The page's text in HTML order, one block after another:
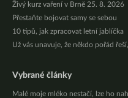
Živý kurz vaření v Brně 25. 8. 2026
Přestaňte bojovat samy se sebou
10 tipů, jak zpracovat letní jablíčka
Už vás unavuje, že někdo pořád
Vybrané články
Malé moje mléko nestačí, lze ho